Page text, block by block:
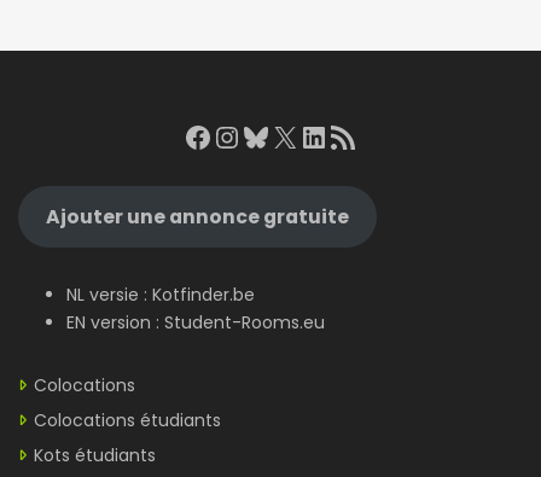
Facebook
Instagram
Bluesky
X LinkedIn
RSS Feed
Ajouter une annonce gratuite
NL versie : Kotfinder.be
EN version : Student-Rooms.eu
Colocations
Colocations étudiants
Kots étudiants